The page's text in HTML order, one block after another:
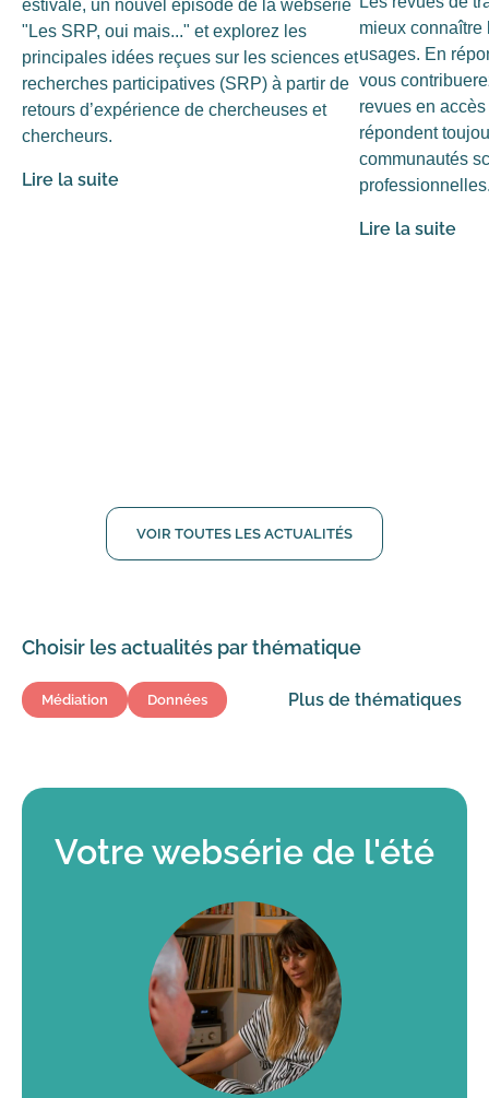
VOIR TOUTES LES ACTUALITÉS
estivale, un nouvel épisode de la websérie
"Les SRP, oui mais..." et explorez les
principales idées reçues sur les sciences et
recherches participatives (SRP) à partir de
retours d’expérience de chercheuses et
chercheurs.
Lire la suite
mieux connaître
usages. En
vous
revues en
répondent
communautés
Lire la suite
Choisir les actualités par thématique
Médiation Données Plus de thématiques
Votre websérie de l'été